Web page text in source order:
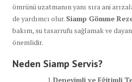
ömrünü uzatmanın yanı sıra ani
de yardımcı olur. Siamp Gömme
bakım, su tasarrufu sağlamak ve
önemlidir.
Neden Siamp Servis?
Deneyimli ve Eğitimli